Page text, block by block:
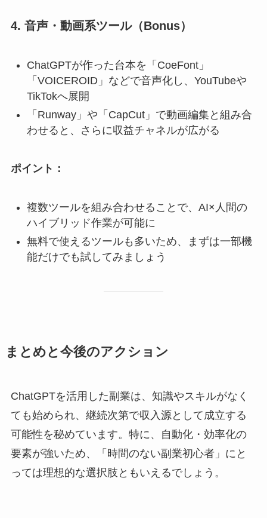
4. 音声・動画系ツール（Bonus）
ChatGPTが作った台本を「CoeFont」
「VOICEROID」などで音声化し、YouTubeや
TikTokへ展開
「Runway」や「CapCut」で動画編集と組み合
わせると、さらに収益チャネルが広がる
ポイント：
複数ツールを組み合わせることで、AI×人間の
ハイブリッド作業が可能に
無料で使えるツールも多いため、まずは一部機
能だけでも試してみましょう
まとめと今後のアクション
ChatGPTを活用した副業は、知識やスキルがなく
ても始められ、継続次第で収入源として成立する
可能性を秘めています。特に、自動化・効率化の
要素が強いため、「時間のない副業初心者」にと
っては理想的な選択肢ともいえるでしょう。